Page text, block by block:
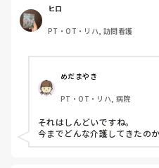
とを忘れて物を取りに行こう
ベに付け替えたのを忘れてキ
れたり…
乗しようとし腰を痛めて出
入浴介助を嫌、オムツ交換も
てしまう会社。
その分がリハに回ってきてて
どうにかならないんですかね…
他にも自分が完璧と思い込ん
ヒロ
PT・OT・リハ, 訪問看護
めだまやき
PT・OT・リハ, 病院
それはしんどいですね。
今までどんな介護してきたの